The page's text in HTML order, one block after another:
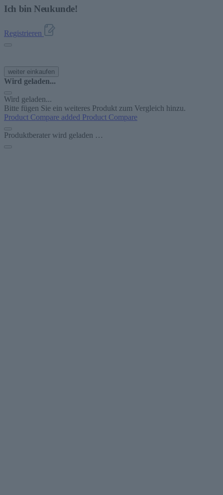
Ich bin Neukunde!
Registrieren
weiter einkaufen
Wird geladen...
Wird geladen...
Bitte fügen Sie ein weiteres Produkt zum Vergleich hinzu.
Product Compare added Product Compare
Produktberater wird geladen …